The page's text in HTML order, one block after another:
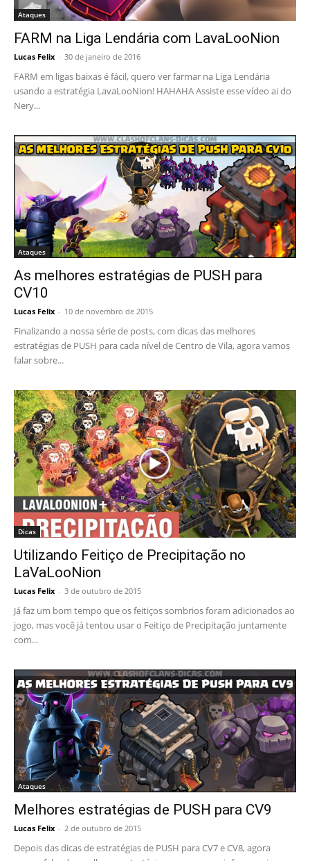
Ataques
FARM na Liga Lendária com LavaLooNion
Lucas Felix - 30 de janeiro de 2016
FARM em ligas baixas é fácil, quero ver farmar na Liga Lendária
usando a estratégia LavaLooNion! HAHAHA Assiste esse vídeo ai do
Nery...
Ataques
As melhores estratégias de PUSH para
CV10
Lucas Felix - 10 de novembro de 2015
Finalizando a nossa série de posts, com dicas das melhores
estratégias de PUSH para cada nível de Centro de Vila, agora vamos
falar sobre...
Dicas
Utilizando Feitiço de Precipitação no
LaVaLooNion
Lucas Felix - 3 de outubro de 2015
Já faz um bom tempo que os feitiços sombrios foram adicionados ao
jogo, mas você já tentou usar o Feitiço de Precipitação juntamente
com...
Ataques
Melhores estratégias de PUSH para CV9
Lucas Felix - 2 de outubro de 2015
Depois das dicas de estratégias de PUSH para CV7 e CV8, agora